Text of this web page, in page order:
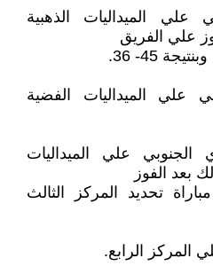
علي الميداليات الذهبية
علي الفريق
45- 36.
علي الميداليات الفضية
علي الميداليات
بعد الفوز
تحديد المركز الثالث